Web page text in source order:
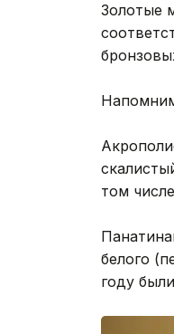
Золотые
том
белого
году